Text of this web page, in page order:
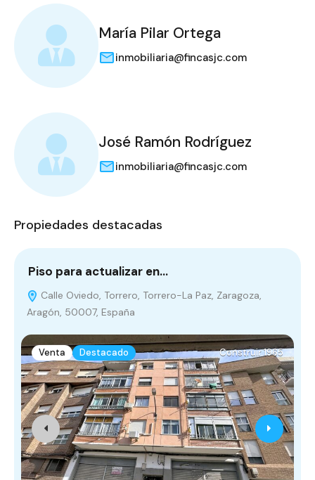
María Pilar Ortega
inmobiliaria@fincasjc.com
José Ramón Rodríguez
inmobiliaria@fincasjc.com
Propiedades destacadas
Piso para actualizar en…
Calle Oviedo, Torrero, Torrero-La Paz, Zaragoza,
Aragón, 50007, España
Venta Destacado Construir 1965